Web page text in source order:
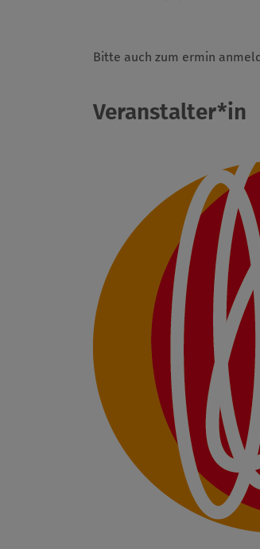
Bitte auch zum ermin
Veranstalter*in